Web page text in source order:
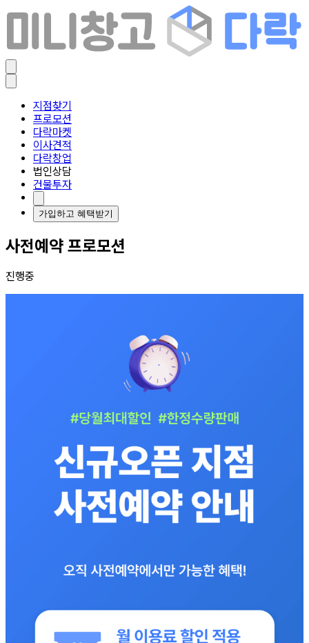
지점찾기
프로모션
다락마켓
이사견적
다락창업
법인상담
건물투자
가입하고 혜택받기
사전예약 프로모션
진행중